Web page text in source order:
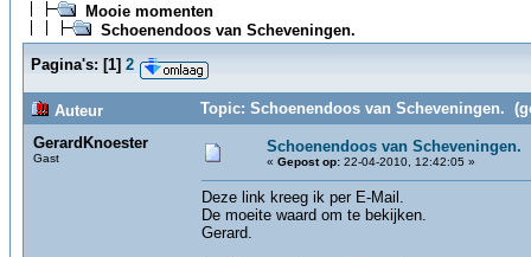
Mooie momenten
Schoenendoos van Scheveningen.
Pagina's: [1] 2
Auteur
Topic: Schoenendoos van Scheveningen.
GerardKnoester
Gast
Schoenendoos van Scheveningen.
« Gepost op: 22-04-2010, 12:42:05 »
Deze link kreeg ik per E-Mail.
De moeite waard om te bekijken.
Gerard.